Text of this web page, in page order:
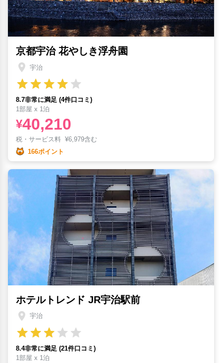
京都宇治 花やしき浮舟園
宇治
8.7非常に満足 (4件口コミ)
1部屋 x 1泊
¥40,210
税・サービス料 ¥6,979含む
166ポイント
ホテルトレンド JR宇治駅前
宇治
8.4非常に満足 (21件口コミ)
1部屋 x 1泊